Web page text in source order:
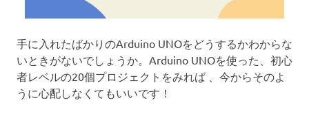
手に入れたばかりのArduino UNOをどうするかわからな
いときがないでしょうか。Arduino UNOを使った、初心
者レベルの20個プロジェクトをみれば 、今からそのよ
うに心配しなくてもいいです！